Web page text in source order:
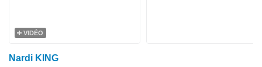
VIDÉO
Nardi KING